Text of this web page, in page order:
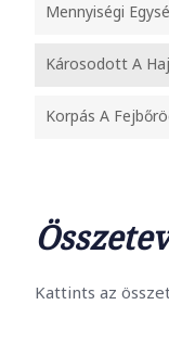
Mennyiségi
Károsodott A
Korpás A
Kattints az